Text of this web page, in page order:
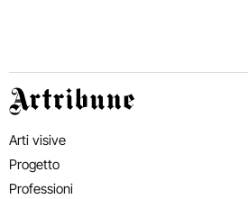
Artribune
Arti visive
Progetto
Professioni